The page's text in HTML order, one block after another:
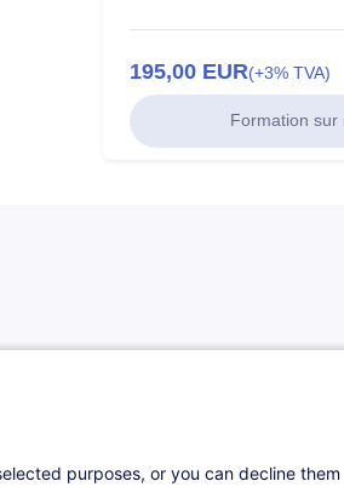
195,00 EUR(+3% TVA)
Formation sur
purposes, or you can decline them